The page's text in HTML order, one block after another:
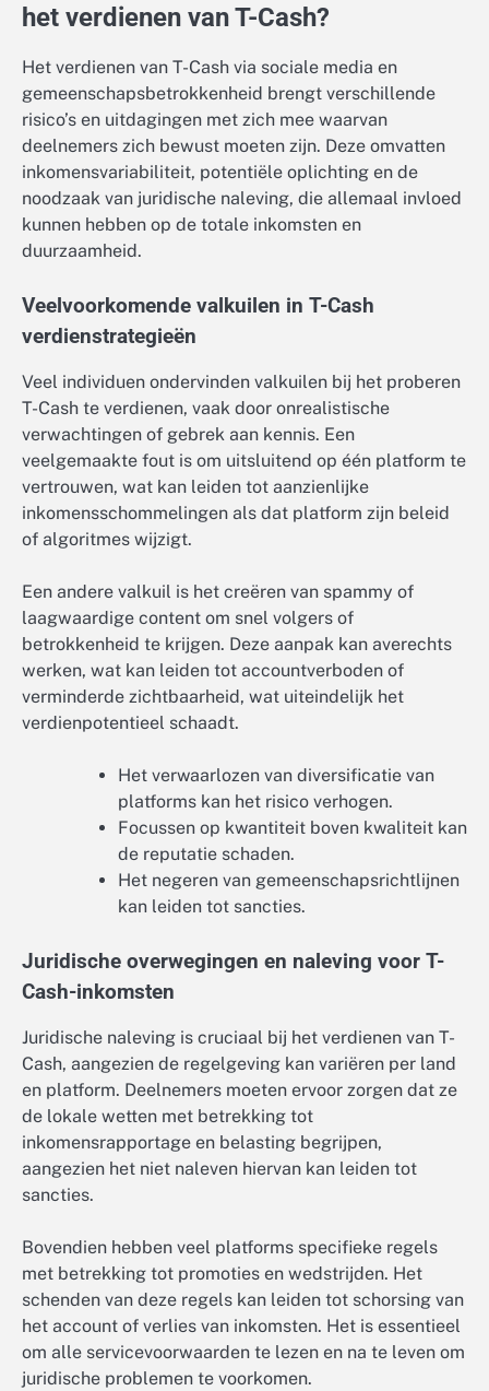
het verdienen van T-Cash?
Het verdienen van T-Cash via sociale media en
gemeenschapsbetrokkenheid brengt verschillende
risico’s en uitdagingen met zich mee waarvan
deelnemers zich bewust moeten zijn. Deze omvatten
inkomensvariabiliteit, potentiële oplichting en de
noodzaak van juridische naleving, die allemaal invloed
kunnen hebben op de totale inkomsten en
duurzaamheid.
Veelvoorkomende valkuilen in T-Cash
verdienstrategieën
Veel individuen ondervinden valkuilen bij het proberen
T-Cash te verdienen, vaak door onrealistische
verwachtingen of gebrek aan kennis. Een
veelgemaakte fout is om uitsluitend op één platform te
vertrouwen, wat kan leiden tot aanzienlijke
inkomensschommelingen als dat platform zijn beleid
of algoritmes wijzigt.
Een andere valkuil is het creëren van spammy of
laagwaardige content om snel volgers of
betrokkenheid te krijgen. Deze aanpak kan averechts
werken, wat kan leiden tot accountverboden of
verminderde zichtbaarheid, wat uiteindelijk het
verdienpotentieel schaadt.
Het verwaarlozen van diversificatie van
platforms kan het risico verhogen.
Focussen op kwantiteit boven kwaliteit kan
de reputatie schaden.
Het negeren van gemeenschapsrichtlijnen
kan leiden tot sancties.
Juridische overwegingen en naleving voor T-
Cash-inkomsten
Juridische naleving is cruciaal bij het verdienen van T-
Cash, aangezien de regelgeving kan variëren per land
en platform. Deelnemers moeten ervoor zorgen dat ze
de lokale wetten met betrekking tot
inkomensrapportage en belasting begrijpen,
aangezien het niet naleven hiervan kan leiden tot
sancties.
Bovendien hebben veel platforms specifieke regels
met betrekking tot promoties en wedstrijden. Het
schenden van deze regels kan leiden tot schorsing van
het account of verlies van inkomsten. Het is essentieel
om alle servicevoorwaarden te lezen en na te leven om
juridische problemen te voorkomen.